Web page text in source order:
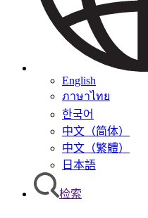
English
ภาษาไทย
한국어
中文（简体）
中文（繁體）
日本語
检索